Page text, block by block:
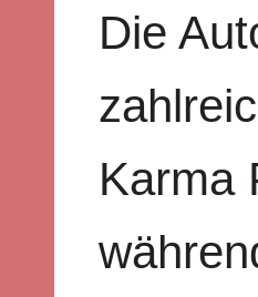
Die
Karma